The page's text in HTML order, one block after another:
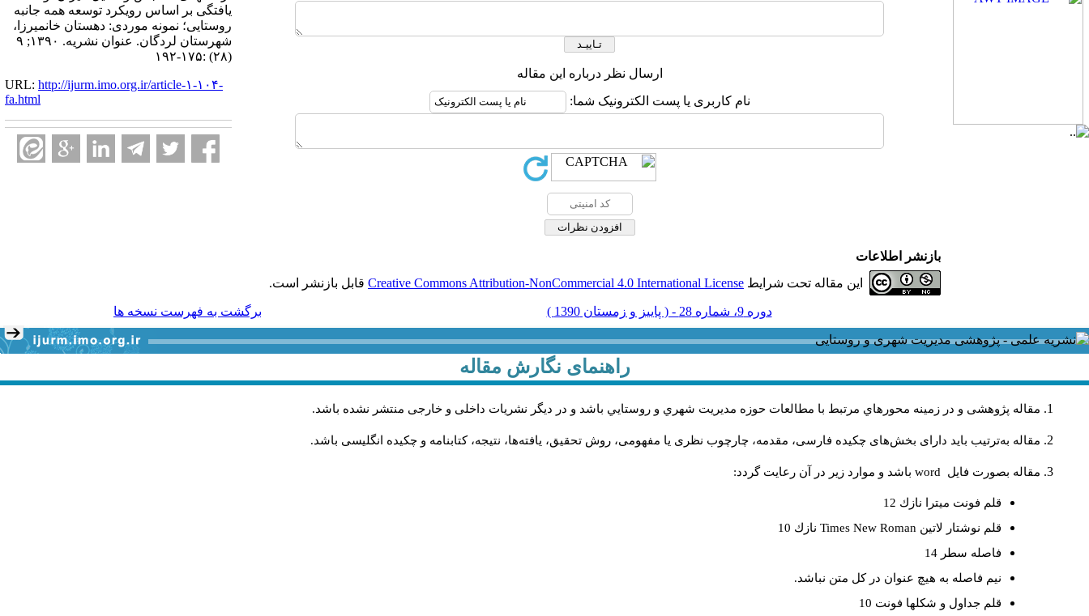
ارسال نظر درباره این مقاله
نام کاربری یا پست الکترونیک شما:
یافتگی بر اساس رویکرد توسعه همه جانبه
روستایی؛ نمونه موردی: دهستان خانمیرزا،
شهرستان لردگان. عنوان نشریه. ۱۳۹۰; ۹
(۲۸) :۱۷۵-۱۹۲
URL: http://ijurm.imo.org.ir/article-۱-۱۰۴-
fa.html
بازنشر اطلاعات
این مقاله تحت شرایط Creative Commons Attribution-NonCommercial 4.0 International License قابل بازنشر است.
دوره 9، شماره 28 - ( پاییز و زمستان 1390 ) برگشت به فهرست نسخه ها
راهنمای نگارش مقاله
مقاله پژوهشی و در زمینه محورهاي مرتبط با مطالعات حوزه مديريت شهري و روستايي باشد و در دیگر نشریات داخلی و خارجی منتشر نشده باشد.
مقاله به‌ترتیب باید دارای بخش‌های چکیده فارسی، مقدمه، چارچوب نظری یا مفهومی، روش تحقیق، یافته‌ها، نتیجه، کتابنامه و چکیده انگلیسی باشد.
مقاله بصورت فايل word باشد و موارد زير در آن رعايت گردد:
قلم فونت ميترا نازك 12
قلم نوشتار لاتين Times New Roman نازك 10
فاصله سطر 14
نيم فاصله به هيچ عنوان در كل متن نباشد.
قلم جداول و شكلها فونت 10